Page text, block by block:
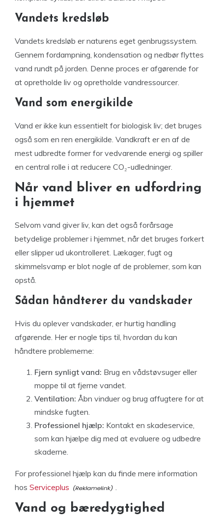
Vandets kredsløb
Vandets kredsløb er naturens eget genbrugssystem.
Gennem fordampning, kondensation og nedbør flyttes
vand rundt på jorden. Denne proces er afgørende for
at opretholde liv og opretholde vandressourcer.
Vand som energikilde
Vand er ikke kun essentielt for biologisk liv; det bruges
også som en ren energikilde. Vandkraft er en af de
mest udbredte former for vedvarende energi og spiller
en central rolle i at reducere CO₂-udledninger.
Når vand bliver en udfordring
i hjemmet
Selvom vand giver liv, kan det også forårsage
betydelige problemer i hjemmet, når det bruges forkert
eller slipper ud ukontrolleret. Lækager, fugt og
skimmelsvamp er blot nogle af de problemer, som kan
opstå.
Sådan håndterer du vandskader
Hvis du oplever vandskader, er hurtig handling
afgørende. Her er nogle tips til, hvordan du kan
håndtere problemerne:
Fjern synligt vand: Brug en vådstøvsuger eller
moppe til at fjerne vandet.
Ventilation: Åbn vinduer og brug affugtere for at
mindske fugten.
Professionel hjælp: Kontakt en skadeservice,
som kan hjælpe dig med at evaluere og udbedre
skaderne.
For professionel hjælp kan du finde mere information
hos Serviceplus .
Vand og bæredygtighed